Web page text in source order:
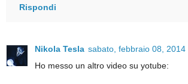
Rispondi
Nikola Tesla sabato, febbraio 08, 2014
Ho messo un altro video su yotube: